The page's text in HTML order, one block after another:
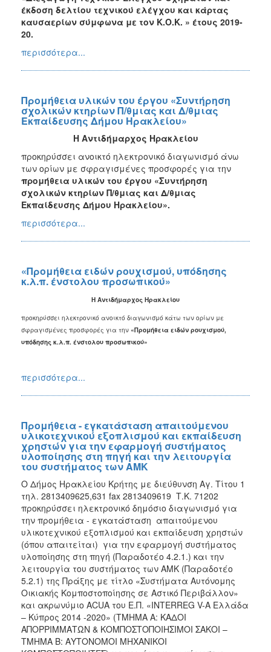
έκδοση δελτίου τεχνικού ελέγχου και κάρτας
καυσαερίων σύμφωνα με τον Κ.Ο.Κ. » έτους 2019-
20.
περισσότερα...
Προμήθεια υλικών του έργου «Συντήρηση
σχολικών κτηρίων Π/θμιας και Δ/θμιας
Εκπαίδευσης Δήμου Ηρακλείου»
Η Αντιδήμαρχος Ηρακλείου
προκηρύσσει ανοικτό ηλεκτρονικό διαγωνισμό άνω
των ορίων με σφραγισμένες προσφορές για την
προμήθεια υλικών του έργου «Συντήρηση
σχολικών κτηρίων Π/θμιας και Δ/θμιας
Εκπαίδευσης Δήμου Ηρακλείου».
περισσότερα...
«Προμήθεια ειδών ρουχισμού, υπόδησης
κ.λ.π. ένστολου προσωπικού»
Η Αντιδήμαρχος Ηρακλείου
προκηρύσσει ηλεκτρονικό ανοικτό διαγωνισμό κάτω των ορίων με
σφραγισμένες προσφορές για την «Προμήθεια ειδών ρουχισμού,
υπόδησης κ.λ.π. ένστολου προσωπικού»
περισσότερα...
Προμήθεια - εγκατάσταση απαιτούμενου
υλικοτεχνικού εξοπλισμού και εκπαίδευση
χρηστών για την εφαρμογή συστήματος
υλοποίησης στη πηγή και την λειτουργία
του συστήματος των ΑΜΚ
Ο Δήμος Ηρακλείου Κρήτης με διεύθυνση Αγ. Τίτου 1
τηλ. 2813409625,631 fax 2813409619 Τ.Κ. 71202
προκηρύσσει ηλεκτρονικό δημόσιο διαγωνισμό για
την προμήθεια - εγκατάσταση απαιτούμενου
υλικοτεχνικού εξοπλισμού και εκπαίδευση χρηστών
(όπου απαιτείται) για την εφαρμογή συστήματος
υλοποίησης στη πηγή (Παραδοτέο 4.2.1.) και την
λειτουργία του συστήματος των ΑΜΚ (Παραδοτέο
5.2.1) της Πράξης με τίτλο «Συστήματα Αυτόνομης
Οικιακής Κομποστοποίησης σε Αστικό Περιβάλλον»
και ακρωνύμιο ACUA του Ε.Π. «INTERREG V-A Ελλάδα
– Κύπρος 2014 -2020» (ΤΜΗΜΑ Α: ΚΑΔΟΙ
ΑΠΟΡΡΙΜΜΑΤΩΝ & ΚΟΜΠΟΣΤΟΠΟΙΗΣΙΜΟΙ ΣΑΚΟΙ –
ΤΜΗΜΑ Β: ΑΥΤΟΝΟΜΟΙ ΜΗΧΑΝΙΚΟΙ